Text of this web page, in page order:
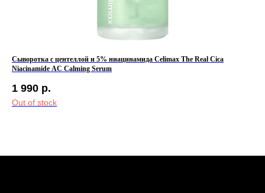
Сыворотка с центеллой и 5% ниацинамида Celimax The Real Cica
Niacinamide AC Calming Serum
1 990 р.
Out of stock